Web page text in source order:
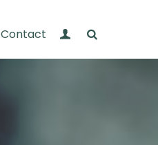
Contact Mijn Wandelnet